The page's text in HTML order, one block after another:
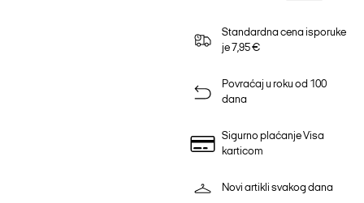
Standardna cena isporuke
je 7,95 €
Povraćaj u roku od 100
dana
Sigurno plaćanje Visa
karticom
Novi artikli svakog dana